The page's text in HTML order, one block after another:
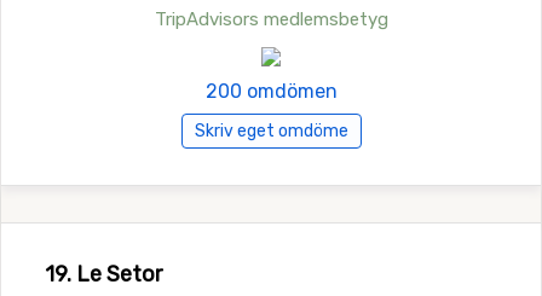
TripAdvisors medlemsbetyg
200 omdömen
Skriv eget omdöme
19. Le Setor